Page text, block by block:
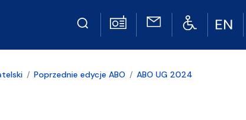
Poprzednie edycje ABO ABO UG 2024